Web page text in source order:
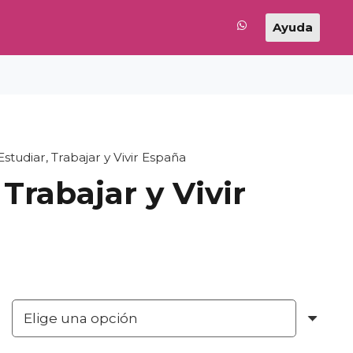
Ayuda
Trabajar y Vivir España
y Vivir